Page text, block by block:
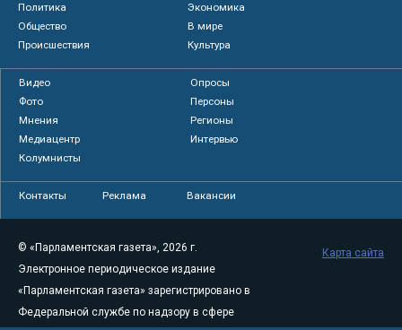
Политика
Экономика
Общество
В мире
Происшествия
Культура
Видео
Опросы
Фото
Персоны
Мнения
Регионы
Медиацентр
Интервью
Колумнисты
Контакты Реклама Вакансии
© «Парламентская газета», 2026 г.
Электронное периодическое издание
«Парламентская газета» зарегистрировано в
Федеральной службе по надзору в сфере
Карта сайта